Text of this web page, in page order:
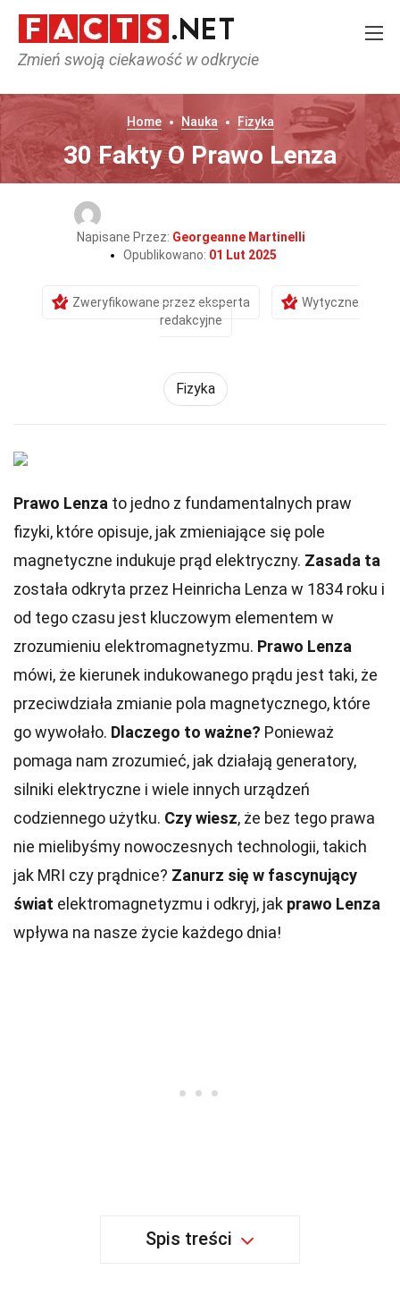
Zmień swoją ciekawość w odkrycie
Home Nauka Fizyka
30 Fakty O Prawo Lenza
Napisane Przez: Georgeanne Martinelli
Opublikowano: 01 Lut 2025
Zweryfikowane przez eksperta
Wytyczne
redakcyjne
Fizyka
Prawo Lenza to jedno z fundamentalnych praw
fizyki, które opisuje, jak zmieniające się pole
magnetyczne indukuje prąd elektryczny. Zasada ta
została odkryta przez Heinricha Lenza w 1834 roku i
od tego czasu jest kluczowym elementem w
zrozumieniu elektromagnetyzmu. Prawo Lenza
mówi, że kierunek indukowanego prądu jest taki, że
przeciwdziała zmianie pola magnetycznego, które
go wywołało. Dlaczego to ważne? Ponieważ
pomaga nam zrozumieć, jak działają generatory,
silniki elektryczne i wiele innych urządzeń
codziennego użytku. Czy wiesz, że bez tego prawa
nie mielibyśmy nowoczesnych technologii, takich
jak MRI czy prądnice? Zanurz się w fascynujący
świat elektromagnetyzmu i odkryj, jak prawo Lenza
wpływa na nasze życie każdego dnia!
Spis treści